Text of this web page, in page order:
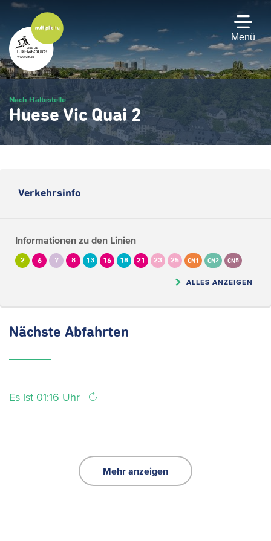
Zum
Hauptinhalt
gehen
Menü
Nach Haltestelle
Huese Vic Quai 2
Verkehrsinfo
Informationen zu den Linien
2 6 7 8 13 16 18 21 23 25 CN1 CN2 CN5
ALLES ANZEIGEN
Nächste Abfahrten
Es ist 01:16 Uhr
Mehr anzeigen